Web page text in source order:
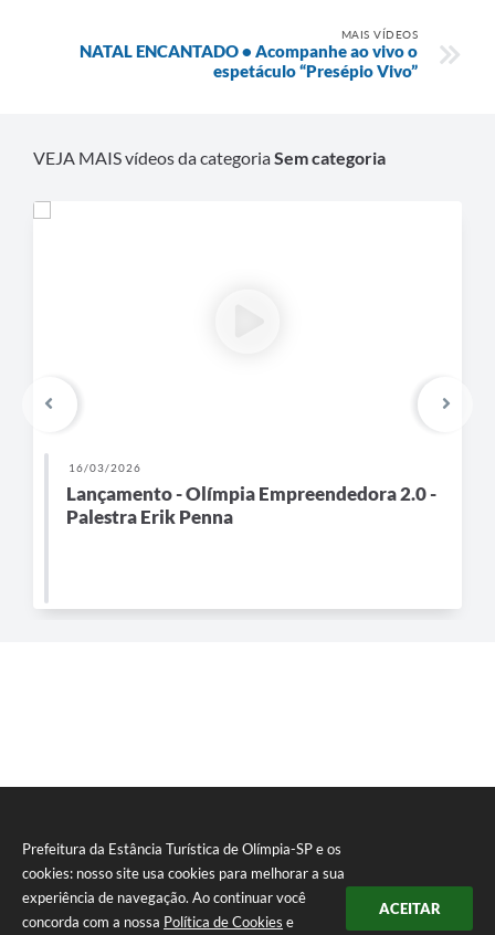
Prefeitura da Estância Turística de Olímpia-SP e os
cookies: nosso site usa cookies para melhorar a sua
experiência de navegação. Ao continuar você
concorda com a nossa Política de Cookies e
ACEITAR
MAIS VÍDEOS
NATAL ENCANTADO • Acompanhe ao vivo o
espetáculo “Presépio Vivo”
VEJA MAIS vídeos da categoriaSem categoria
16/03/2026
Lançamento - Olímpia Empreendedora 2.0 -
Palestra Erik Penna